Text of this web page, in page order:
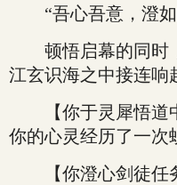
“吾心吾意，澄如
顿悟启幕的同时
江玄识海之中接连响
【你于灵犀悟道中
你的心灵经历了一次
【你澄心剑徒任